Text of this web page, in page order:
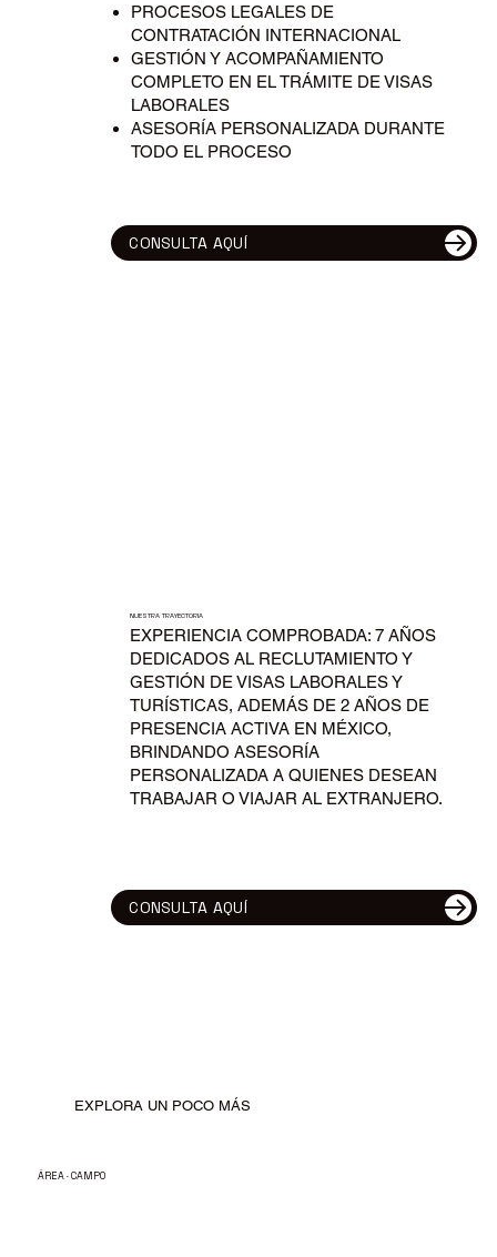
PROCESOS LEGALES DE
CONTRATACIÓN INTERNACIONAL
GESTIÓN Y ACOMPAÑAMIENTO
COMPLETO EN EL TRÁMITE DE VISAS
LABORALES
ASESORÍA PERSONALIZADA DURANTE
TODO EL PROCESO
CONSULTA AQUÍ
NUESTRA TRAYECTORIA
EXPERIENCIA COMPROBADA: 7 AÑOS
DEDICADOS AL RECLUTAMIENTO Y
GESTIÓN DE VISAS LABORALES Y
TURÍSTICAS, ADEMÁS DE 2 AÑOS DE
PRESENCIA ACTIVA EN MÉXICO,
BRINDANDO ASESORÍA
PERSONALIZADA A QUIENES DESEAN
TRABAJAR O VIAJAR AL EXTRANJERO.
CONSULTA AQUÍ
EXPLORA UN POCO MÁS
ÁREA · CAMPO